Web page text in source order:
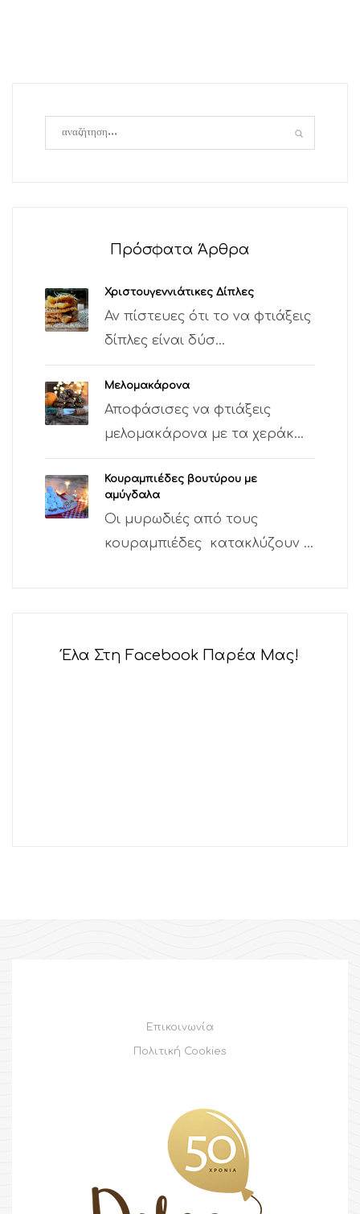
Πρόσφατα Άρθρα
Χριστουγεννιάτικες Δίπλες
Αν πίστευες ότι το να φτιάξεις
δίπλες είναι δύσ...
Μελομακάρονα
Αποφάσισες να φτιάξεις
μελομακάρονα με τα χεράκ...
Κουραμπιέδες βουτύρου με
αμύγδαλα
Οι μυρωδιές από τους
κουραμπιέδες κατακλύζουν ...
Έλα Στη Facebook Παρέα Μας!
Επικοινωνία
Πολιτική Cookies